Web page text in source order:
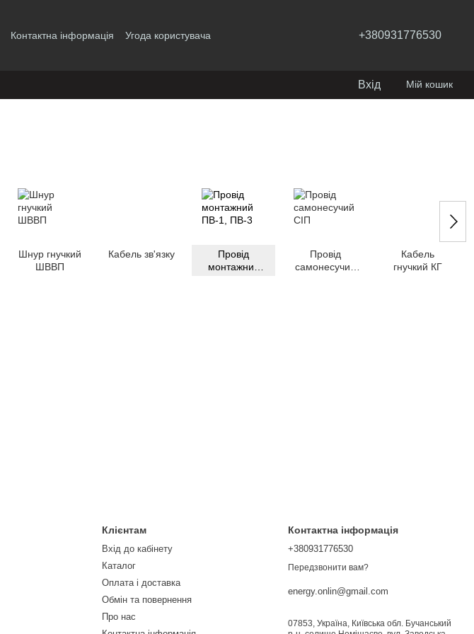
Контактна інформація Угода користувача +380931776530
Вхід Мій кошик
Шнур гнучкий
ШВВП
Кабель зв'язку
Провід
монтажний
Провід
самонесучий
Кабель
гнучкий КГ
Клієнтам
Вхід до кабінету
Каталог
Оплата і доставка
Обмін та повернення
Про нас
Контактна інформація
+380931776530
Передзвонити вам?
energy.onlin@gmail.com
07853, Україна, Київська обл. Бучанський